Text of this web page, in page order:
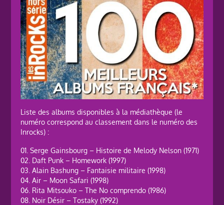
Liste des albums disponibles à la médiathèque (le
numéro correspond au classement dans le numéro des
Inrocks) :
01. Serge Gainsbourg – Histoire de Melody Nelson (1971)
02. Daft Punk – Homework (1997)
03. Alain Bashung – Fantaisie militaire (1998)
04. Air – Moon Safari (1998)
06. Rita Mitsouko – The No comprendo (1986)
08. Noir Désir – Tostaky (1992)